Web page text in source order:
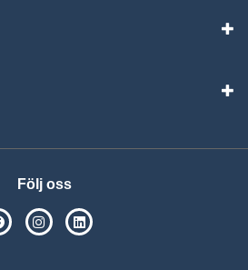
Följ oss
SPSM på Facebook
SPSM på Instagram